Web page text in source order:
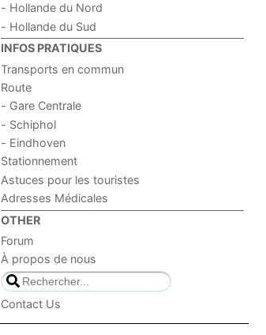
- Hollande du Nord
- Hollande du Sud
INFOS PRATIQUES
Transports en commun
Route
- Gare Centrale
- Schiphol
- Eindhoven
Stationnement
Astuces pour les touristes
Adresses Médicales
OTHER
Forum
À propos de nous
Contact Us